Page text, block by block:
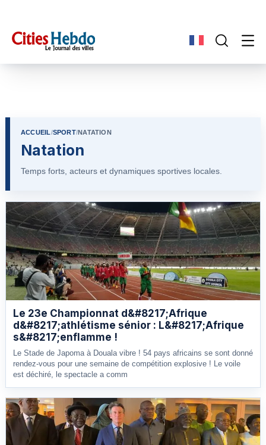
ACCUEIL/SPORT/NATATION
Natation
Temps forts, acteurs et dynamiques sportives locales.
Le 23e Championnat d&#8217;Afrique
d&#8217;athlétisme sénior : L&#8217;Afrique
s&#8217;enflamme !
Le Stade de Japoma à Douala vibre ! 54 pays africains se sont donné
rendez-vous pour une semaine de compétition explosive ! Le voile
est déchiré, le spectacle a comm